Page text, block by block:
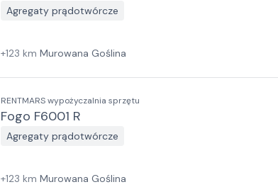
Agregaty prądotwórcze
+123 km Murowana Goślina
RENTMARS wypożyczalnia sprzętu
Fogo F6001 R
Agregaty prądotwórcze
+123 km Murowana Goślina